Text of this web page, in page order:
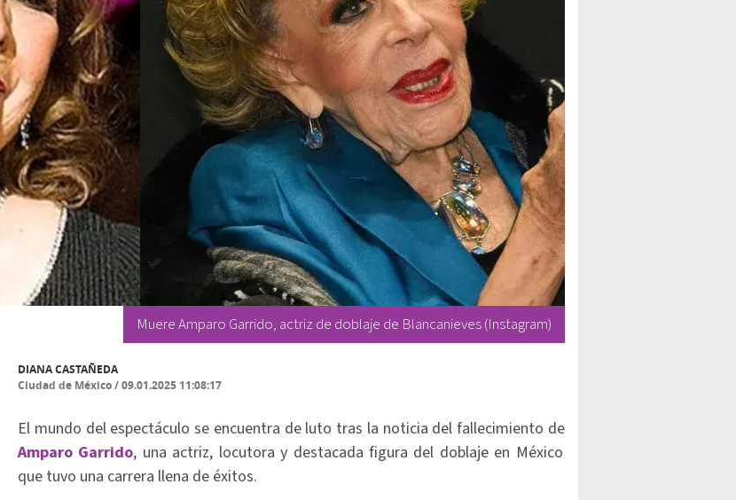
Muere Amparo Garrido, actriz de doblaje de Blancanieves (Instagram)
DIANA CASTAÑEDA
Ciudad de México/09.01.2025 11:08:17
El mundo del espectáculo se encuentra de luto tras la noticia del fallecimiento de
Amparo Garrido, una actriz, locutora y destacada figura del doblaje en México
que tuvo una carrera llena de éxitos.